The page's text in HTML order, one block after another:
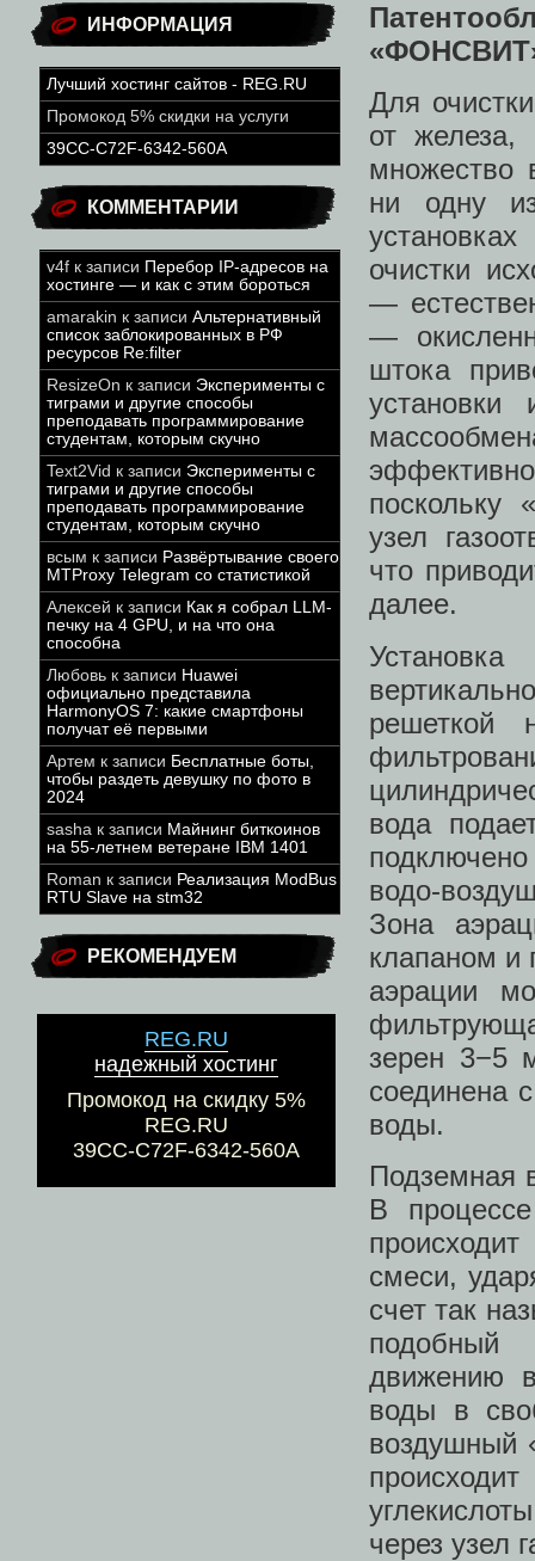
ИНФОРМАЦИЯ
Лучший хостинг сайтов - REG.RU
Промокод 5% скидки на услуги
39CC-C72F-6342-560A
КОММЕНТАРИИ
v4f к записи Перебор IP-адресов на
хостинге — и как с этим бороться
amarakin к записи Альтернативный
список заблокированных в РФ
ресурсов Re:filter
ResizeOn к записи Эксперименты с
тиграми и другие способы
преподавать программирование
студентам, которым скучно
Text2Vid к записи Эксперименты с
тиграми и другие способы
преподавать программирование
студентам, которым скучно
всым к записи Развёртывание своего
MTProxy Telegram со статистикой
Алексей к записи Как я собрал LLM-
печку на 4 GPU, и на что она
способна
Любовь к записи Huawei
официально представила
HarmonyOS 7: какие смартфоны
получат её первыми
Артем к записи Бесплатные боты,
чтобы раздеть девушку по фото в
2024
sasha к записи Майнинг биткоинов
на 55-летнем ветеране IBM 1401
Roman к записи Реализация ModBus
RTU Slave на stm32
РЕКОМЕНДУЕМ
REG.RU
надежный хостинг
Промокод на скидку 5%
REG.RU
39CC-C72F-6342-560A
Для
от железа,
множество
ни одну
очистки
—
—
штока
поскольку
узел
что
далее.
решеткой
вода
водо-
Зона
клапаном и
аэрации
зерен 3−5
соединена
воды.
Подземная
В
смеси,
счет так
подобный
движению
воды в
воздушный
через узел